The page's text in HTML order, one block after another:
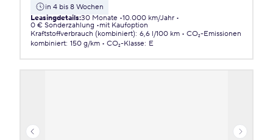
in 4 bis 8 Wochen
Leasingdetails:30 Monate 10.000 km/Jahr
0 € Sonderzahlung
mit Kaufoption
Kraftstoffverbrauch (kombiniert): 6,6 l/100 km
CO₂-Emissionen
kombiniert: 150 g/km CO₂-Klasse: E